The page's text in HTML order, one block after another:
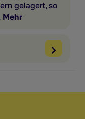
gelagert, so
Mehr